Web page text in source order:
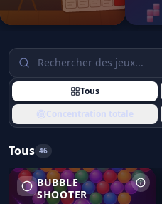
Tous
Concentration totale
Tous 46
BUBBLE
SHOOTER
Bubble Shooter